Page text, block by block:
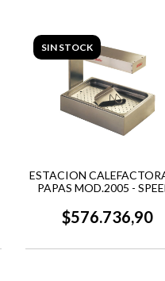
SIN STOCK
ESTACION
PAPAS MOD.2005 -
$576.736,90